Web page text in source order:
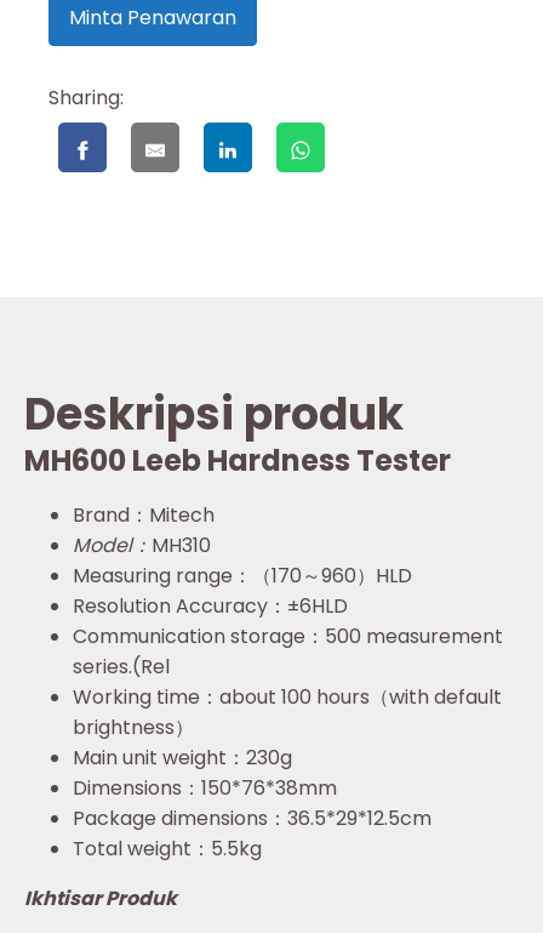
Minta Penawaran
Sharing:
Deskripsi produk
MH600 Leeb Hardness Tester
Brand：Mitech
Model： MH310
Measuring range：（170～960）HLD
Resolution Accuracy：±6HLD
Communication storage：500 measurement
series.(Rel
Working time：about 100 hours（with default
brightness）
Main unit weight：230g
Dimensions：150*76*38mm
Package dimensions：36.5*29*12.5cm
Total weight：5.5kg
Ikhtisar Produk